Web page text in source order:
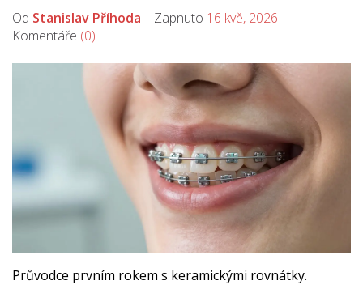
Od Stanislav Příhoda Zapnuto 16 kvě, 2026
Komentáře (0)
Průvodce prvním rokem s keramickými rovnátky.